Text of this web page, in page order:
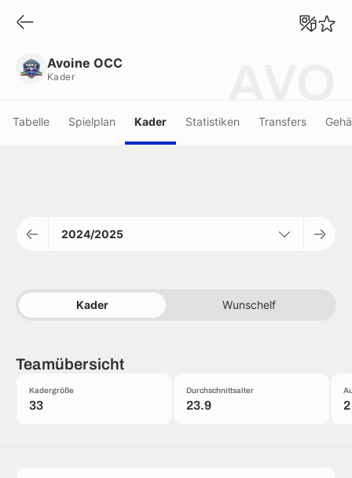
Avoine OCC
Kader
Tabelle Spielplan Kader Statistiken Transfers
2024/2025
Kader Wunschelf
Teamübersicht
Kadergröße
33
Durchschnittsalter
23.9